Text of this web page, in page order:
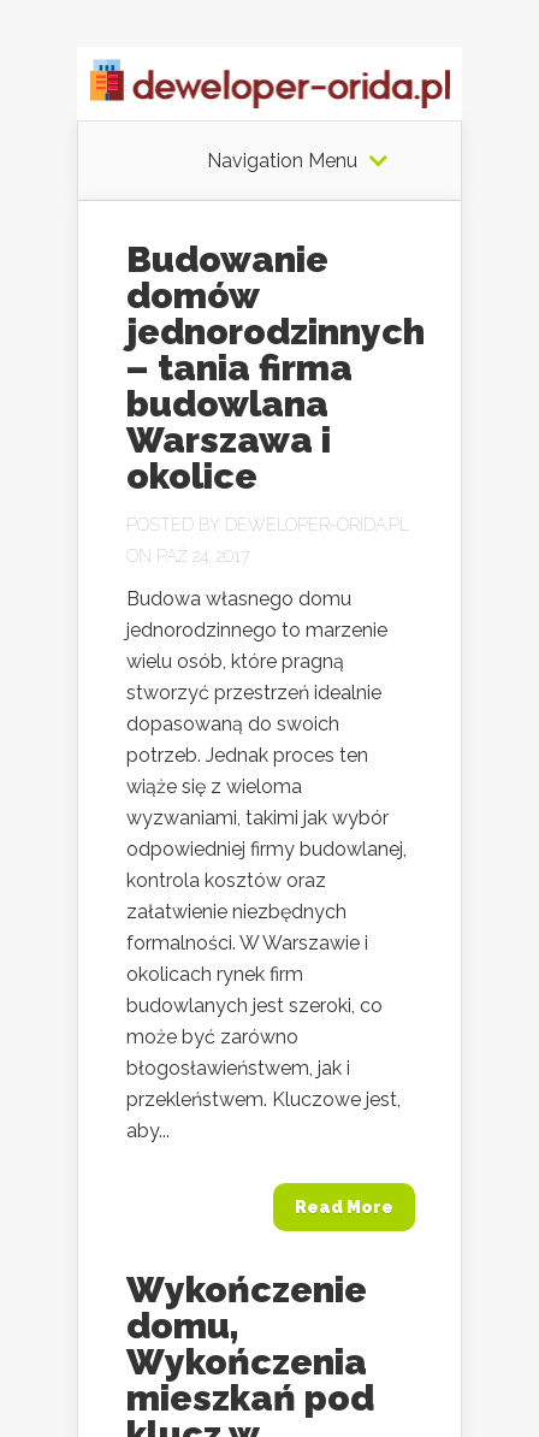
Navigation Menu
Budowanie
domów
jednorodzinnych
– tania firma
budowlana
Warszawa i
okolice
POSTED BY DEWELOPER-ORIDA.PL
ON PAŹ 24, 2017
Budowa własnego domu
jednorodzinnego to marzenie
wielu osób, które pragną
stworzyć przestrzeń idealnie
dopasowaną do swoich
potrzeb. Jednak proces ten
wiąże się z wieloma
wyzwaniami, takimi jak wybór
odpowiedniej firmy budowlanej,
kontrola kosztów oraz
załatwienie niezbędnych
formalności. W Warszawie i
okolicach rynek firm
budowlanych jest szeroki, co
może być zarówno
błogosławieństwem, jak i
przekleństwem. Kluczowe jest,
aby...
Read More
Wykończenie
domu,
Wykończenia
mieszkań pod